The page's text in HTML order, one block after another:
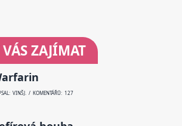
ZAJÍMAT
VINŠ J. / KOMENTÁŘŮ: 127